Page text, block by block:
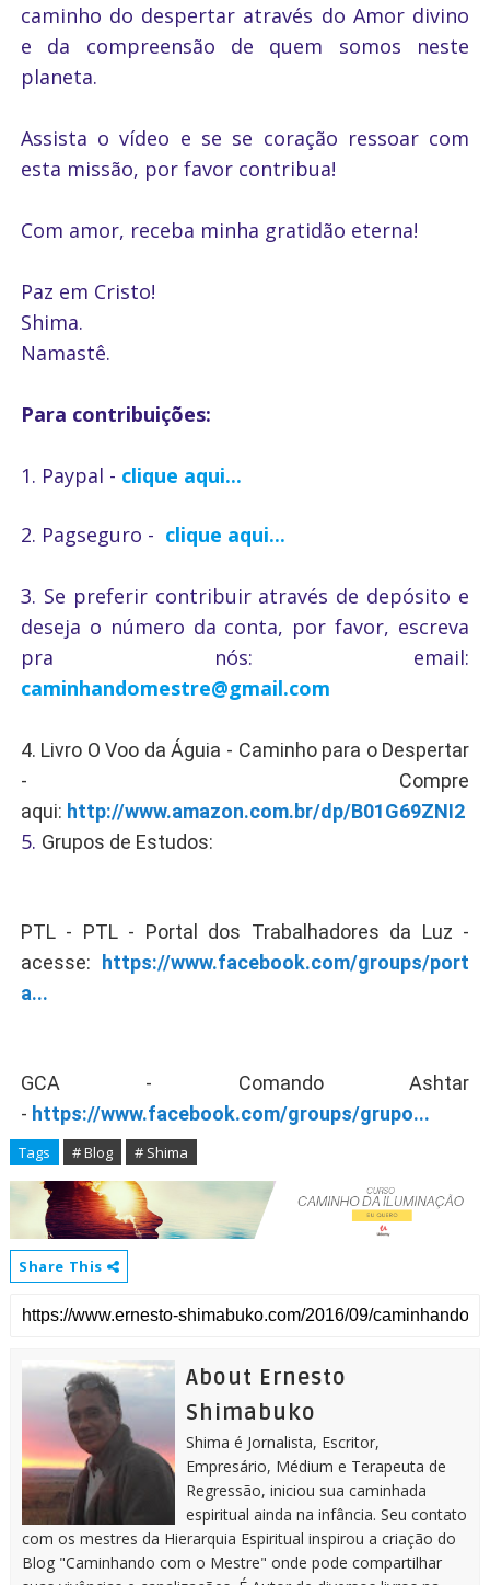
caminho do despertar através do Amor divino
e da compreensão de quem somos neste
planeta.
Assista o vídeo e se se coração ressoar com
esta missão, por favor contribua!
Com amor, receba minha gratidão eterna!
Paz em Cristo!
Shima.
Namastê.
Para contribuições:
1. Paypal - clique aqui...
2. Pagseguro - clique aqui...
3. Se preferir contribuir através de depósito e
deseja o número da conta, por favor, escreva
pra nós: email:
caminhandomestre@gmail.com
4. Livro O Voo da Águia - Caminho para o Despertar
- Compre
aqui: http://www.amazon.com.br/dp/B01G69ZNI2
5. Grupos de Estudos:
PTL - PTL - Portal dos Trabalhadores da Luz -
acesse: https://www.facebook.com/groups/port
a...
GCA - Comando Ashtar
- https://www.facebook.com/groups/grupo...
Tags # Blog # Shima
Share This
About Ernesto
Shimabuko
Shima é Jornalista, Escritor,
Empresário, Médium e Terapeuta de
Regressão, iniciou sua caminhada
espiritual ainda na infância. Seu contato
com os mestres da Hierarquia Espiritual inspirou a criação do
Blog "Caminhando com o Mestre" onde pode compartilhar